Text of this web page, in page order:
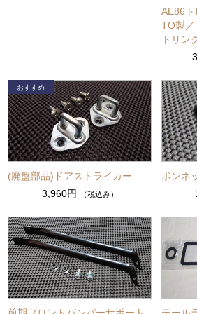
AE86
TO製／
トリン
(廃盤部品)ドアストライカー
3,960円
（税込み）
ボンネ